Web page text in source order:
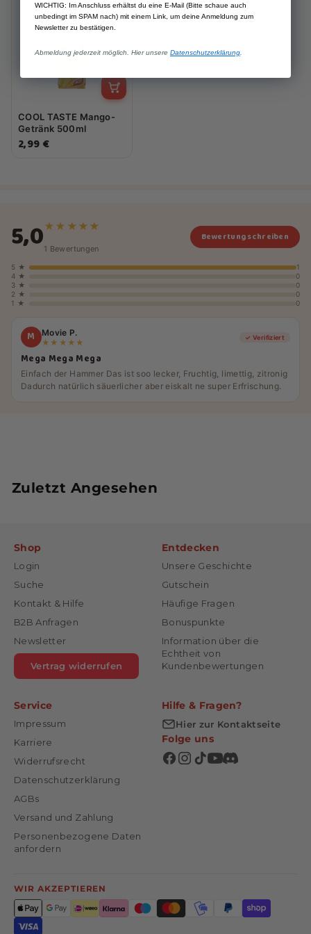
COOL TASTE Mango-
Getränk 500ml
2,99 €
5,0★★★★★
1 Bewertungen
Bewertung schreiben
5 ★
1
4 ★
0
3 ★
0
2 ★
0
1 ★
0
M Movie P.
★★★★★
✓ Verifiziert
Mega Mega Mega
Einfach der Hammer Das ist soo lecker, Fruchtig, limettig, zitronig
Dadurch natürlich säuerlicher aber eiskalt ne super Erfrischung.
Zuletzt Angesehen
Shop
Login
Suche
Kontakt & Hilfe
B2B Anfragen
Newsletter
Vertrag widerrufen
Entdecken
Unsere Geschichte
Gutschein
Häufige Fragen
Bonuspunkte
Information über die
Echtheit von
Kundenbewertungen
Service
Impressum
Karriere
Widerrufsrecht
Datenschutzerklärung
AGBs
Versand und Zahlung
Personenbezogene Daten
anfordern
Hilfe & Fragen?
Hier zur Kontaktseite
Folge uns
WIR AKZEPTIEREN
WICHTIG: Im Anschluss erhältst du eine E-Mail (Bitte schaue auch
unbedingt im SPAM nach) mit einem Link, um deine Anmeldung zum
Newsletter zu bestätigen.
Abmeldung jederzeit möglich. Hier unsere Datenschutzerklärung